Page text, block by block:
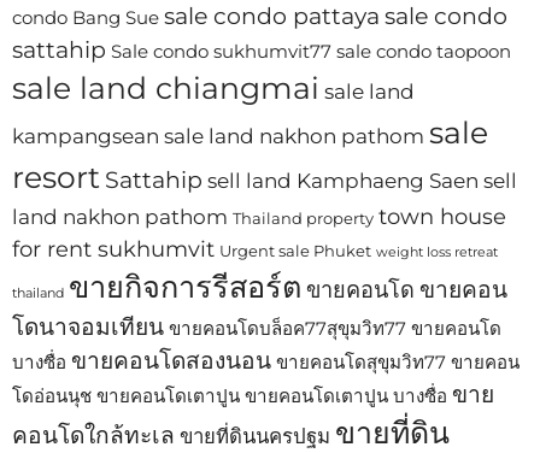
condo Bang Sue sale condo pattaya sale condo
sattahip Sale condo sukhumvit77 sale condo taopoon
sale land chiangmai sale land
kampangsean sale land nakhon pathom sale
resort Sattahip sell land Kamphaeng Saen sell
land nakhon pathom Thailand property town house
for rent sukhumvit Urgent sale Phuket weight loss retreat
thailand ขายกิจการรีสอร์ต ขายคอนโด ขายคอน
โดนาจอมเทียน ขายคอนโดบล็อค77สุขุมวิท77 ขายคอนโด
บางซื่อ ขายคอนโดสองนอน ขายคอนโดสุขุมวิท77 ขายคอน
โดอ่อนนุช ขายคอนโดเตาปูน ขายคอนโดเตาปูน บางซื่อ ขาย
คอนโดใกล้ทะเล ขายที่ดินนครปฐม ขายที่ดิน